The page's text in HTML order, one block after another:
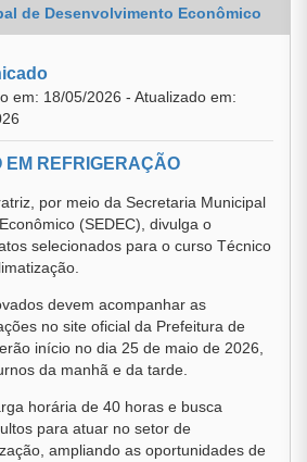
de Desenvolvimento Econômico
em: 18/05/2026 - Atualizado em:
EM REFRIGERAÇÃO
por meio da Secretaria Municipal
(SEDEC), divulga o
selecionados para o curso Técnico
devem acompanhar as
no site oficial da Prefeitura de
início no dia 25 de maio de 2026,
da manhã e da tarde.
horária de 40 horas e busca
para atuar no setor de
ampliando as oportunidades de